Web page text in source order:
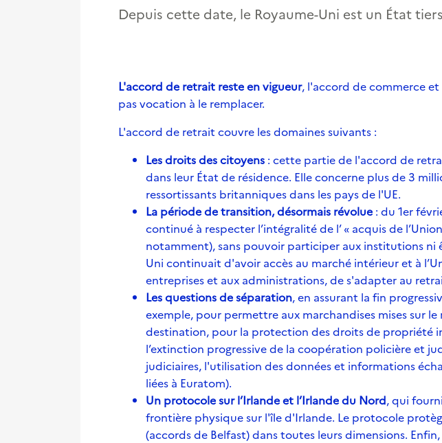
Depuis cette date, le Royaume-Uni est un État
L'accord de retrait reste en vigueur, l'accord de commerce
pas vocation à le remplacer.
L'accord de retrait couvre les domaines suivants :
Les droits des citoyens : cette partie de l'accord de
dans leur État de résidence. Elle concerne plus de 3
ressortissants britanniques dans les pays de l'UE.
La période de transition, désormais révolue : du 1er
continué à respecter l’intégralité de l’ « acquis de
notamment), sans pouvoir participer aux institutions ni
Uni continuait d'avoir accès au marché intérieur et à
entreprises et aux administrations, de s'adapter au
Les questions de séparation, en assurant la fin
exemple, pour permettre aux marchandises mises sur
destination, pour la protection des droits de propriété
l’extinction progressive de la coopération policière et
judiciaires, l'utilisation des données et informations
liées à Euratom).
Un protocole sur l’Irlande et l’Irlande du Nord, qui
frontière physique sur l'île d'Irlande. Le protocole
(accords de Belfast) dans toutes leurs dimensions.